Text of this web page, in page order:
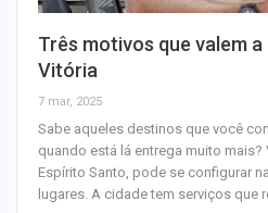
Três motivos que valem
Vitória
7 mar, 2025
Sabe aqueles destinos que você
quando está lá entrega muito
Espírito Santo, pode se configurar
lugares. A cidade tem serviços que